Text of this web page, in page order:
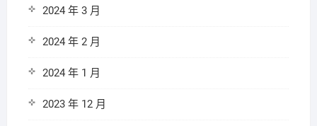
2024 年 3 月
2024 年 2 月
2024 年 1 月
2023 年 12 月